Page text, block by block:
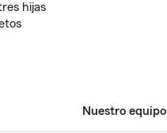
hijas
Nuestro equipo